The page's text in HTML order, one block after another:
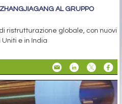
AL GRUPPO
ristrutturazione globale, con nuovi
e in India